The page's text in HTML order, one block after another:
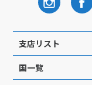
支店リスト
国一覧